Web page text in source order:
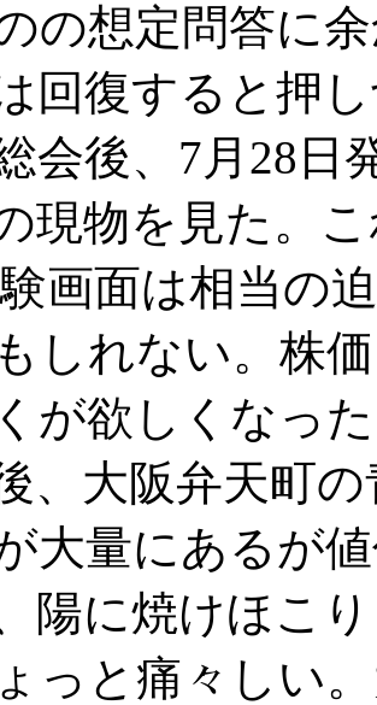
の想定問答に
回復すると押
会後、7月28日
現物を見た。
画面は相当の
しれない。株
が欲しくなっ
、大阪弁天町の
大量にあるが
陽に焼けほこ
っと痛々しい